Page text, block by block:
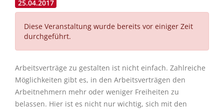
25.04.2017
Diese Veranstaltung wurde bereits vor einiger Zeit
durchgeführt.
Arbeitsverträge zu gestalten ist nicht einfach. Zahlreiche
Möglichkeiten gibt es, in den Arbeitsverträgen den
Arbeitnehmern mehr oder weniger Freiheiten zu
belassen. Hier ist es nicht nur wichtig, sich mit den